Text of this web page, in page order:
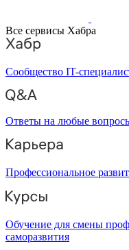
Все сервисы Хабра
Сообщество IT-
Ответы на любые
Профессиональное
Обучение для смены
саморазвития